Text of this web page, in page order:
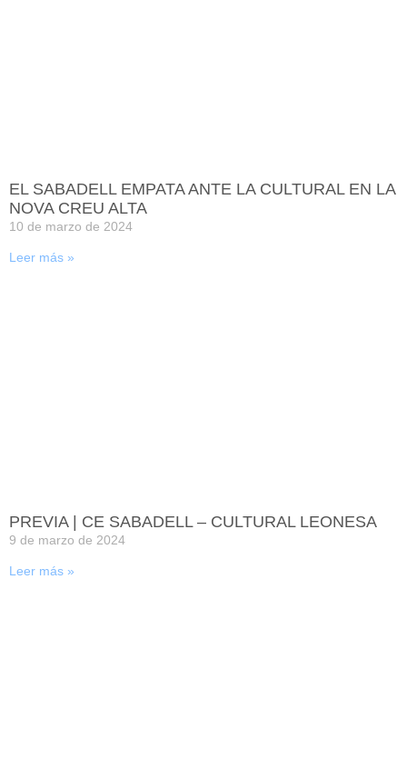
EL SABADELL EMPATA ANTE LA CULTURAL EN LA
NOVA CREU ALTA
10 de marzo de 2024
Leer más »
PREVIA | CE SABADELL – CULTURAL LEONESA
9 de marzo de 2024
Leer más »